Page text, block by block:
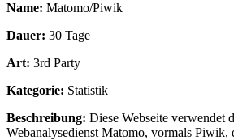
Name: Matomo/Piwik
Dauer: 30 Tage
Art: 3rd Party
Kategorie: Statistik
Beschreibung: Diese Webseite verwendet
Webanalysedienst Matomo, vormals Piwik,